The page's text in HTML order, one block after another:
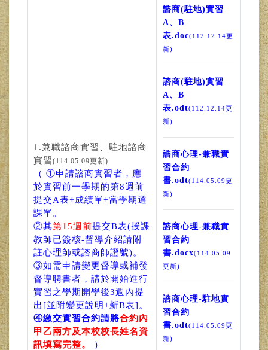
1.兼職諮商實習、駐地諮商
實習(114.05.09更新)
（ ①申請諮商實習者，應
於實習前一學期的第8週前
提交A表+成績單+當學期選
課單。
②其第15週前提交B表(授課
教師已簽核-督導介紹請附
註心理師或諮商師證號)。
③如需申請變更督導或補發
督導聘書者，請於開始進行
實習之學期開學後3週內提
出[並附變更說明+新B表]。
④繳交實習合約請將合約內
甲乙兩方及本校校長姓名資
訊填寫完整。
）
諮商(駐地)實習
A、B
表.doc(112.12.14更
新)
諮商(駐地)實習
A、B
表.odt(112.12.14更
新)
諮商心理-兼職實
習合約
書.odt(114.05.09更
新)
諮商心理-兼職實
習合約
書.docx(114.05.09
更新)
諮商心理-駐地實
習合約
書.odt(114.05.09更
新)